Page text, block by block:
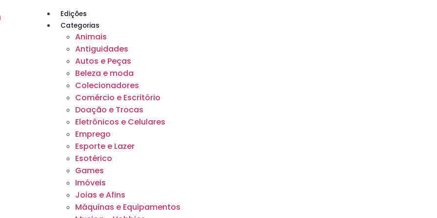
Edições
Categorias
Animais
Antiguidades
Autos e Peças
Beleza e moda
Colecionadores
Comércio e Escritório
Doação e Trocas
Eletrônicos e Celulares
Emprego
Esporte e Lazer
Esotérico
Games
Imóveis
Joias e Afins
Máquinas e Equipamentos